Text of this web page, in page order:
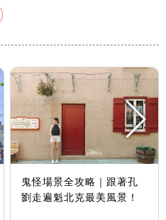
鬼怪場景全攻略｜跟著孔
劉走遍魁北克最美風景！